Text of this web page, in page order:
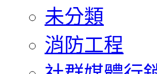
未分類
消防工程